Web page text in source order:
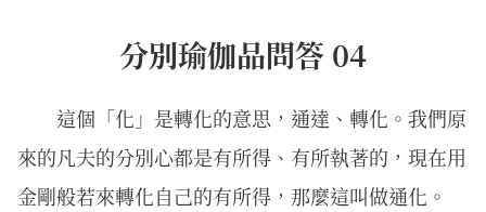
分別瑜伽品問答 04
這個「化」是轉化的意思，通達、轉化。我們原
來的凡夫的分別心都是有所得、有所執著的，現在用
金剛般若來轉化自己的有所得，那麼這叫做通化。